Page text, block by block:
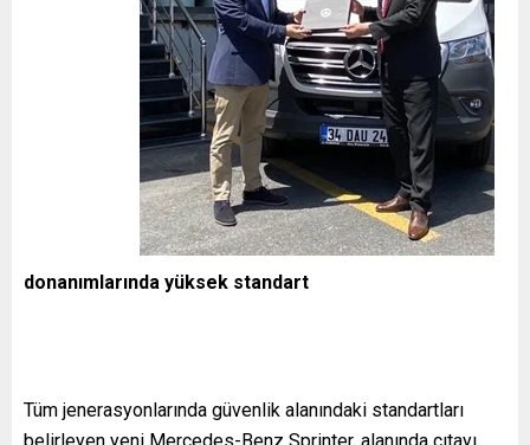
donanımlarında yüksek standart
Tüm jenerasyonlarında güvenlik alanındaki standartları